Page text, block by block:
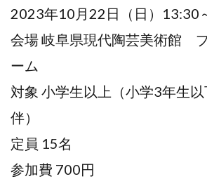
2023年10月22日（日）13:30
会場 岐阜県現代陶芸美術館
ーム
対象 小学生以上（小学3年生
伴）
定員 15名
参加費 700円